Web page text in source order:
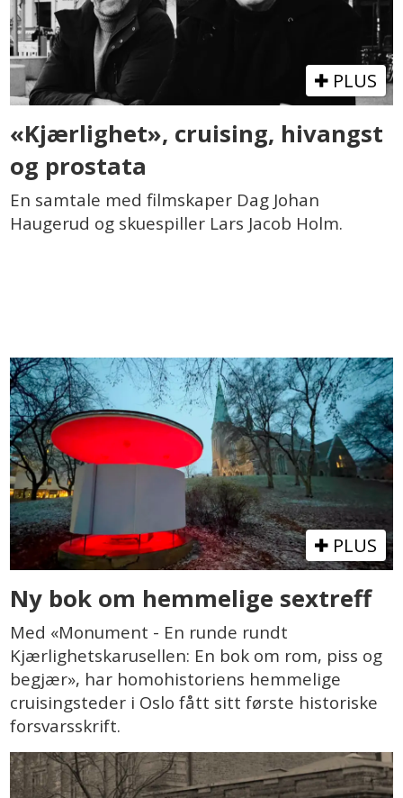
PLUS
«Kjærlighet», cruising, hivangst
og prostata
En samtale med filmskaper Dag Johan
Haugerud og skuespiller Lars Jacob Holm.
PLUS
Ny bok om hemmelige sextreff
Med «Monument - En runde rundt
Kjærlighetskarusellen: En bok om rom, piss og
begjær», har homohistoriens hemmelige
cruisingsteder i Oslo fått sitt første historiske
forsvarsskrift.